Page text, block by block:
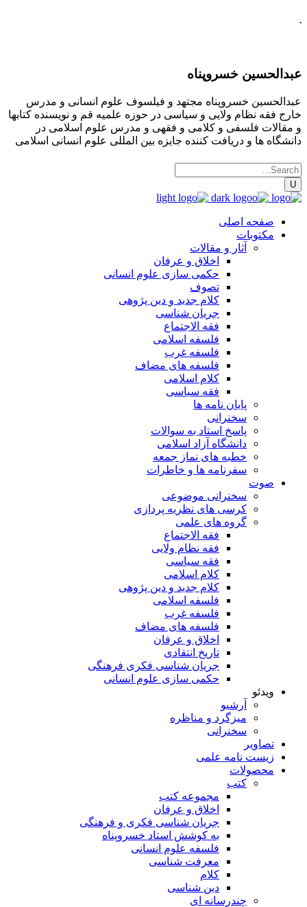
.
عبدالحسین خسروپناه
عبدالحسین خسروپناه مجتهد و فیلسوف علوم انسانی و مدرس
خارج فقه نظام ولایی و سیاسی در حوزه علمیه قم و نویسنده کتابها
و مقالات فلسفی و کلامی و فقهی و مدرس علوم اسلامی در
دانشگاه ها و دریافت کننده جایزه بین المللی علوم انسانی اسلامی
صفحه اصلی
مکتوبات
آثار و مقالات
اخلاق و عرفان
حکمی سازی علوم انسانی
تصوف
کلام جدید و دین پژوهی
جریان شناسی
فقه الاجتماع
فلسفه اسلامی
فلسفه غرب
فلسفه های مضاف
کلام اسلامی
فقه سیاسی
پایان نامه ها
سخنرانی
پاسخ استاد به سوالات
دانشگاه آزاد اسلامی
خطبه های نماز جمعه
سفرنامه ها و خاطرات
صوت
سخنرانی موضوعی
کرسی های نظریه پردازی
گروه های علمی
فقه الاجتماع
فقه نظام ولایی
فقه سیاسی
کلام اسلامی
کلام جدید و دین پژوهی
فلسفه اسلامی
فلسفه غرب
فلسفه های مضاف
اخلاق و عرفان
تاریخ انتقادی
جریان شناسی فکری فرهنگی
حکمی سازی علوم انسانی
ویدئو
آرشیو
میزگرد و مناظره
سخنرانی
تصاویر
زیست نامه علمی
محصولات
کتب
مجموعه کتب
اخلاق و عرفان
جریان شناسی فکری و فرهنگی
به کوشش استاد خسروپناه
فلسفه علوم انسانی
معرفت شناسی
کلام
دین شناسی
چندرسانه ای